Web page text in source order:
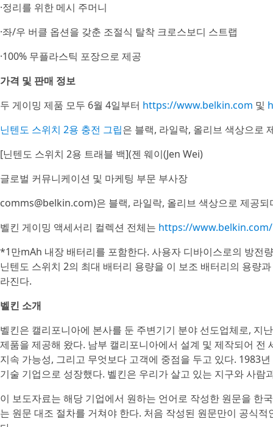
·정리를 위한 메시 주머니
·좌/우 버클 옵션을 갖춘 조절식 탈착 크로스보디 스트랩
·100% 무플라스틱 포장으로 제공
가격 및 판매 정보
두 게이밍 제품 모두 6월 4일부터 https://www.belkin.com 및
닌텐도 스위치 2용 충전 그립은 블랙, 라일락, 올리브 색상으로
[닌텐도 스위치 2용 트래블 백](젠 웨이(Jen Wei)
글로벌 커뮤니케이션 및 마케팅 부문 부사장
comms@belkin.com)은 블랙, 라일락, 올리브 색상으로 제공
벨킨 게이밍 액세서리 컬렉션 전체는 https://
*1만mAh 내장 배터리를 포함한다. 사용자 디바이스로의 방전
닌텐도 스위치 2의 최대 배터리 용량을 이 보조 배터리의 용량
라진다.
벨킨 소개
벨킨은 캘리포니아에 본사를 둔 주변기기 분야 선도업체로, 지
제품을 제공해 왔다. 남부 캘리포니아에서 설계 및 제작되어
지속 가능성, 그리고 무엇보다 고객에 중점을 두고 있다. 1983
기술 기업으로 성장했다. 벨킨은 우리가 살고 있는 지구와 사
이 보도자료는 해당 기업에서 원하는 언어로 작성한 원문을 한
는 원문 대조 절차를 거쳐야 한다. 처음 작성된 원문만이 공식